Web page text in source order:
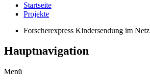
Startseite
Projekte
Forscherexpress Kindersendung im Netz
Hauptnavigation
Menü